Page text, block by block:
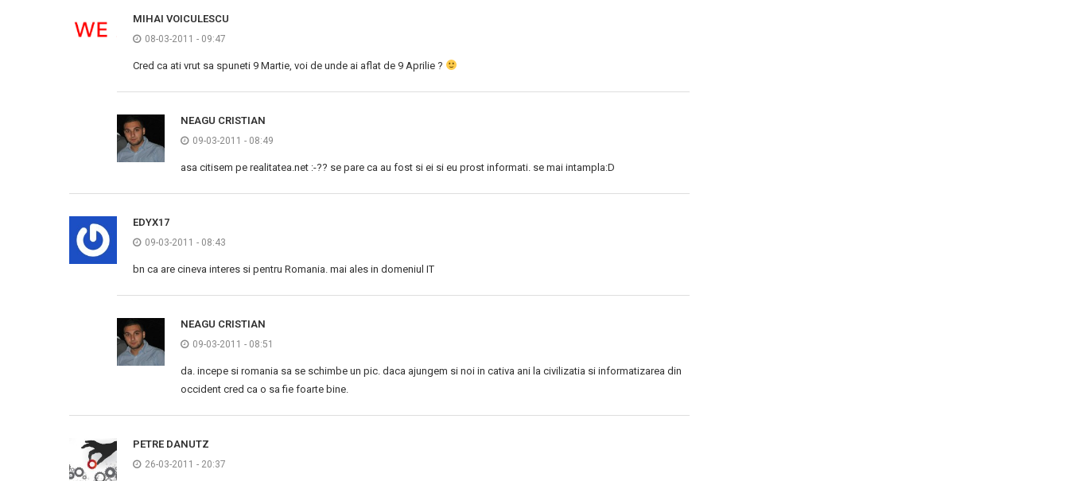
MIHAI VOICULESCU
08-03-2011 - 09:47
Cred ca ati vrut sa spuneti 9 Martie, voi de unde ai aflat de 9 Aprilie ?
NEAGU CRISTIAN
09-03-2011 - 08:49
asa citisem pe realitatea.net :-?? se pare ca au fost si ei si eu prost informati. se mai intampla:D
EDYX17
09-03-2011 - 08:43
bn ca are cineva interes si pentru Romania. mai ales in domeniul IT
NEAGU CRISTIAN
09-03-2011 - 08:51
da. incepe si romania sa se schimbe un pic. daca ajungem si noi in cativa ani la civilizatia si informatizarea din
occident cred ca o sa fie foarte bine.
PETRE DANUTZ
26-03-2011 - 20:37